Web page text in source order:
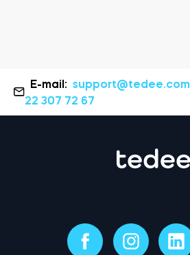
E-mail:support@tedee.com
22 307 72 67